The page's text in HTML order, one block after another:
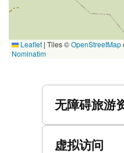
Leaflet | Tiles ©OpenStreetMap
Nominatim
无障碍旅游
虚拟访问